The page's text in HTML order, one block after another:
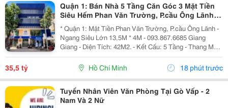
Quận 1: Bán Nhà 5 Tầng Căn Góc 3 Mặt Tiền
Siêu Hếm Phan Văn Trường, P.cầu Ông Lãnh-
Dt 13M*4M- Chính Chủ Chào Giá Tốt
* Quận 1: Mặt Tiền Phan Văn Trường, P.cầu Ông Lãnh -
Ngang Siêu Lớn 13,5M * 4M - 093.867.6685 Giang
Giang - Diện Tích: 42M2. - Kết Cấu: 5 Tầng - Thang Máy
- Từ Lầu 2 Xây Vươn Ban Công Ra Rộng 4,5M - Các
Tầng Đều Thiết Kế Làm Vp Cty. - Đang Sẵn...
35,5 tỷ Hồ Chí Minh 18 phút trước
Tuyển Nhân Viên Văn Phòng Tại Gò Vấp - 2
Nam Và 2 Nữ